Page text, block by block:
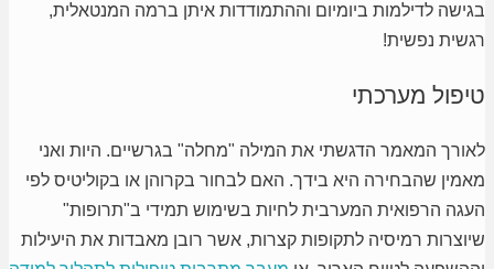
בגישה לדילמות ביומיום וההתמודדות איתן ברמה המנטאלית,
רגשית נפשית!
טיפול מערכתי
לאורך המאמר הדגשתי את המילה "מחלה" בגרשיים. היות ואני
מאמין שהבחירה היא בידך. האם לבחור בקרוהן או בקוליטיס לפי
העגה הרפואית המערבית לחיות בשימוש תמידי ב"תרופות"
שיוצרות רמיסיה לתקופות קצרות, אשר רובן מאבדות את היעילות